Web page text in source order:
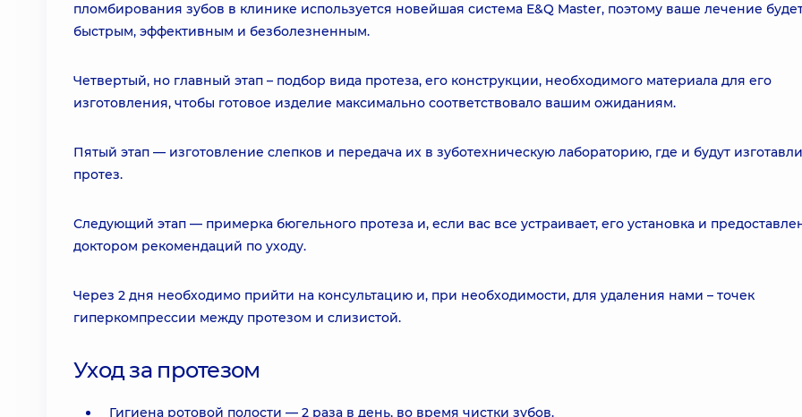
пломбирования зубов в клинике используется новейшая система E&Q Master, поэтому ваше лечение
быстрым, эффективным и безболезненным.
Четвертый, но главный этап – подбор вида протеза, его конструкции, необходимого материала для его
изготовления, чтобы готовое изделие максимально соответствовало вашим ожиданиям.
Пятый этап — изготовление слепков и передача их в зуботехническую лабораторию, где и будут
протез.
Следующий этап — примерка бюгельного протеза и, если вас все устраивает, его установка и
доктором рекомендаций по уходу.
Через 2 дня необходимо прийти на консультацию и, при необходимости, для удаления нами – точек
гиперкомпрессии между протезом и слизистой.
Уход за протезом
Гигиена ротовой полости — 2 раза в день, во время чистки зубов.